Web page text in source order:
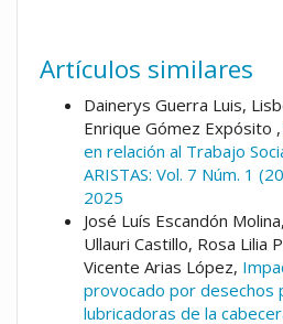
Artículos similares
Dainerys Guerra Luis,
Enrique Gómez Expósito ,
en relación al Trabajo
ARISTAS: Vol. 7 Núm. 1
2025
José Luís Escandón
Ullauri Castillo, Rosa Lilia
Vicente Arias López,
provocado por desechos
lubricadoras de la